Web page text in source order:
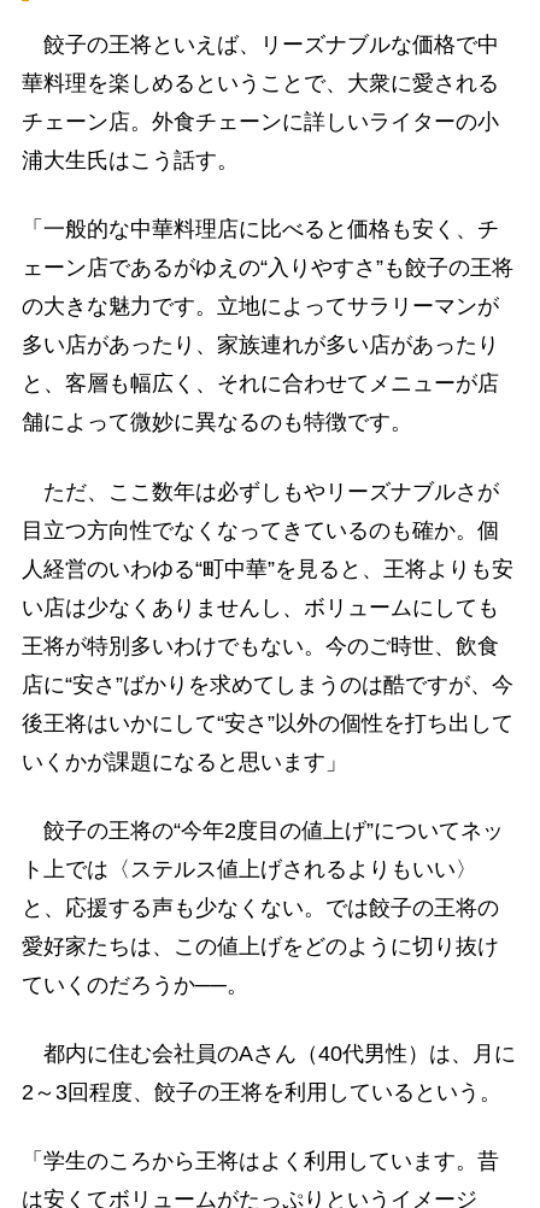
餃子の王将といえば、リーズナブルな価格で中
華料理を楽しめるということで、大衆に愛される
チェーン店。外食チェーンに詳しいライターの小
浦大生氏はこう話す。
「一般的な中華料理店に比べると価格も安く、チ
ェーン店であるがゆえの“入りやすさ”も餃子の王将
の大きな魅力です。立地によってサラリーマンが
多い店があったり、家族連れが多い店があったり
と、客層も幅広く、それに合わせてメニューが店
舗によって微妙に異なるのも特徴です。
ただ、ここ数年は必ずしもやリーズナブルさが
目立つ方向性でなくなってきているのも確か。個
人経営のいわゆる“町中華”を見ると、王将よりも安
い店は少なくありませんし、ボリュームにしても
王将が特別多いわけでもない。今のご時世、飲食
店に“安さ”ばかりを求めてしまうのは酷ですが、今
後王将はいかにして“安さ”以外の個性を打ち出して
いくかが課題になると思います」
餃子の王将の“今年2度目の値上げ”についてネッ
ト上では〈ステルス値上げされるよりもいい〉
と、応援する声も少なくない。では餃子の王将の
愛好家たちは、この値上げをどのように切り抜け
ていくのだろうか──。
都内に住む会社員のAさん（40代男性）は、月に
2～3回程度、餃子の王将を利用しているという。
「学生のころから王将はよく利用しています。昔
は安くてボリュームがたっぷりというイメージ